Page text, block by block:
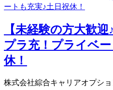
【未経験の方大歓
プラ充！プライベ
休！
株式会社綜合キャリアオプショ